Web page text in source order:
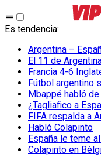
Es tendencia:
Argentina –
El 11 de
Francia 4-6
Fútbol argentino
Mbappé habló
¿Tagliafico a
FIFA respalda a
Habló Colapinto
España le teme
Colapinto en